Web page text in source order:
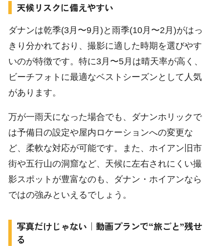
天候リスクに備えやすい
ダナンは乾季(3月〜9月)と雨季(10月〜2月)がはっ
きり分かれており、撮影に適した時期を選びやす
いのが特徴です。特に3月〜5月は晴天率が高く、
ビーチフォトに最適なベストシーズンとして人気
があります。
万が一雨天になった場合でも、ダナンホリックで
は予備日の設定や屋内ロケーションへの変更な
ど、柔軟な対応が可能です。また、ホイアン旧市
街や五行山の洞窟など、天候に左右されにくい撮
影スポットが豊富なのも、ダナン・ホイアンなら
ではの強みといえるでしょう。
写真だけじゃない｜動画プランで“旅ごと”残せ
る